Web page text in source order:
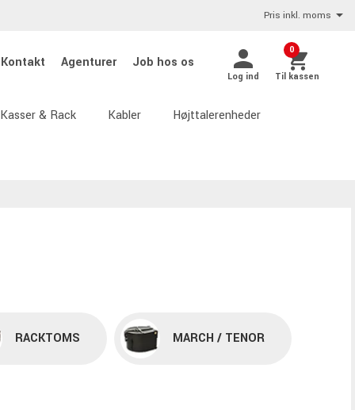
Pris inkl. moms
Kontakt Agenturer Job hos os
Log ind
0
Til kassen
Kasser & Rack Kabler Højttalerenheder
RACKTOMS MARCH / TENOR